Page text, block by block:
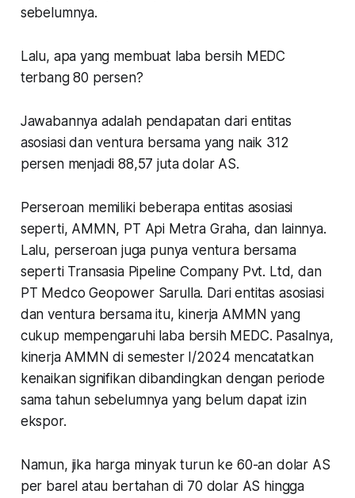
sebelumnya.
Lalu, apa yang membuat laba bersih MEDC
terbang 80 persen?
Jawabannya adalah pendapatan dari entitas
asosiasi dan ventura bersama yang naik 312
persen menjadi 88,57 juta dolar AS.
Perseroan memiliki beberapa entitas asosiasi
seperti, AMMN, PT Api Metra Graha, dan lainnya.
Lalu, perseroan juga punya ventura bersama
seperti Transasia Pipeline Company Pvt. Ltd, dan
PT Medco Geopower Sarulla. Dari entitas asosiasi
dan ventura bersama itu, kinerja AMMN yang
cukup mempengaruhi laba bersih MEDC. Pasalnya,
kinerja AMMN di semester I/2024 mencatatkan
kenaikan signifikan dibandingkan dengan periode
sama tahun sebelumnya yang belum dapat izin
ekspor.
Namun, jika harga minyak turun ke 60-an dolar AS
per barel atau bertahan di 70 dolar AS hingga